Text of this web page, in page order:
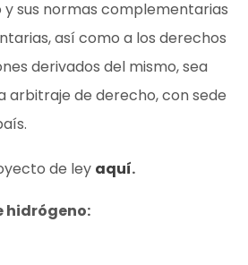
sus normas complementarias
así como a los derechos
derivados del mismo, sea
arbitraje de derecho, con sede
de ley aquí.
hidrógeno: